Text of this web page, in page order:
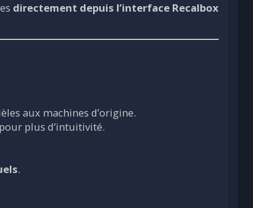
directement depuis l’interface Recalbox
aux machines d’origine.
plus d’intuitivité.
.